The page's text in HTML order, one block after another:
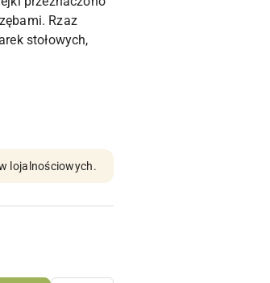
Rzaz
stołowych,
lojalnościowych.